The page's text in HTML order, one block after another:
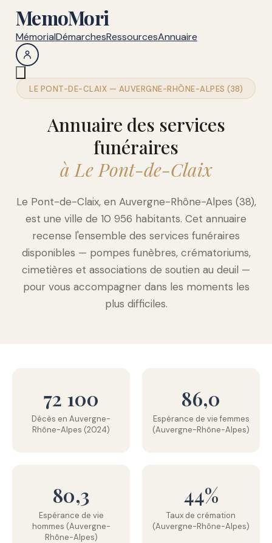
MemoMori
MémorialDémarchesRessourcesAnnuaire
LE PONT-DE-CLAIX — AUVERGNE-RHÔNE-ALPES (38)
Annuaire des services
funéraires
à Le Pont-de-Claix
Le Pont-de-Claix, en Auvergne-Rhône-Alpes (38),
est une ville de 10 956 habitants. Cet annuaire
recense l'ensemble des services funéraires
disponibles — pompes funèbres, crématoriums,
cimetières et associations de soutien au deuil —
pour vous accompagner dans les moments les
plus difficiles.
72 100
Décès en Auvergne-
Rhône-Alpes (2024)
86,0
Espérance de vie femmes
(Auvergne-Rhône-Alpes)
80,3
Espérance de vie
hommes (Auvergne-
Rhône-Alpes)
44%
Taux de crémation
(Auvergne-Rhône-Alpes)